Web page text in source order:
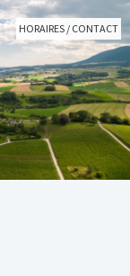
HORAIRES / CONTACT